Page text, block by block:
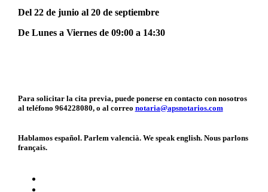
Del 22 de junio al 20 de septiembre
De Lunes a Viernes de 09:00 a 14:30
Para solicitar la cita previa, puede ponerse en contacto con nosotros
al teléfono 964228080, o al correo notaria@apsnotarios.com
Hablamos español. Parlem valencià. We speak english. Nous parlons
français.